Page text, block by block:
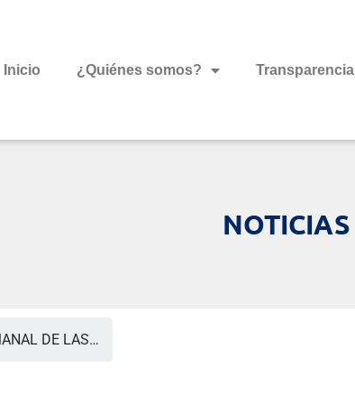
Inicio ¿Quiénes somos? Transparencia
NOTICIAS
DE LAS…